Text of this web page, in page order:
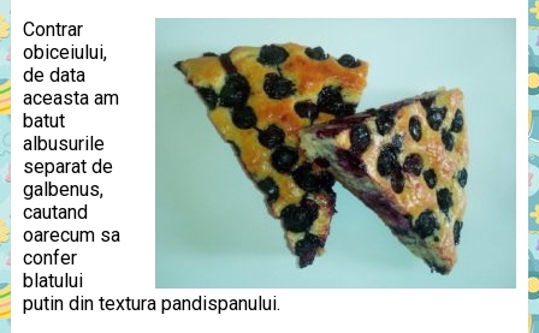
Contrar
obiceiului,
de data
aceasta am
batut
albusurile
separat de
galbenus,
cautand
oarecum sa
confer
blatului
putin din textura pandispanului.